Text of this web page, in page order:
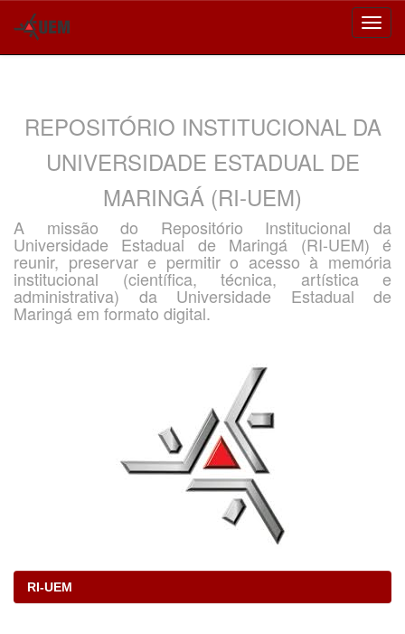
REPOSITÓRIO INSTITUCIONAL DA
UNIVERSIDADE ESTADUAL DE
MARINGÁ (RI-UEM)
A missão do Repositório Institucional da
Universidade Estadual de Maringá (RI-UEM) é
reunir, preservar e permitir o acesso à memória
institucional (científica, técnica, artística e
administrativa) da Universidade Estadual de
Maringá em formato digital.
RI-UEM